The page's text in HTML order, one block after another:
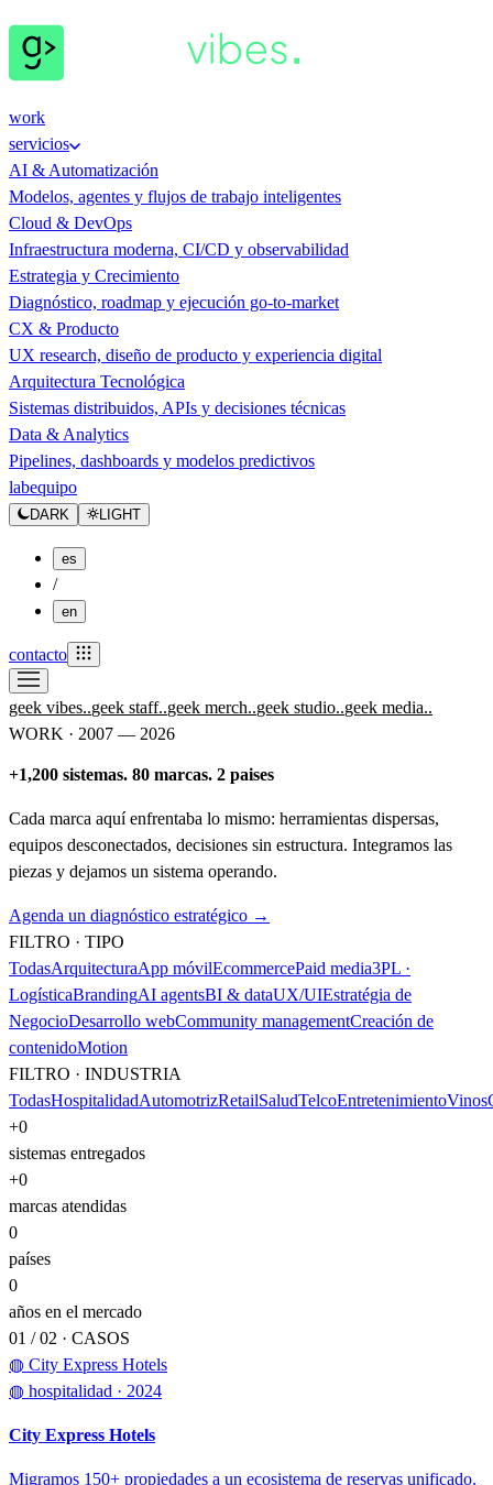
work
servicios
AI & Automatización
Modelos, agentes y flujos de trabajo inteligentes
Cloud & DevOps
Infraestructura moderna, CI/CD y observabilidad
Estrategia y Crecimiento
Diagnóstico, roadmap y ejecución go-to-market
CX & Producto
UX research, diseño de producto y experiencia digital
Arquitectura Tecnológica
Sistemas distribuidos, APIs y decisiones técnicas
Data & Analytics
Pipelines, dashboards y modelos predictivos
labequipo
DARK LIGHT
es
/
en
contacto
geek vibes..geek staff..geek merch..geek studio..geek media..
WORK · 2007 — 2026
+1,200 sistemas. 80 marcas. 2 paises
Cada marca aquí enfrentaba lo mismo: herramientas dispersas,
equipos desconectados, decisiones sin estructura. Integramos las
piezas y dejamos un sistema operando.
Agenda un diagnóstico estratégico →
FILTRO · TIPO
TodasArquitecturaApp móvilEcommercePaid media3PL ·
LogísticaBrandingAI agentsBI & dataUX/UIEstratégia de
NegocioDesarrollo webCommunity managementCreación de
contenidoMotion
FILTRO · INDUSTRIA
TodasHospitalidadAutomotrizRetailSaludTelcoEntretenimientoVinos
+0
sistemas entregados
+0
marcas atendidas
0
países
0
años en el mercado
01 / 02 · CASOS
◍ City Express Hotels
◍ hospitalidad · 2024
City Express Hotels
Migramos 150+ propiedades a un ecosistema de reservas unificado.